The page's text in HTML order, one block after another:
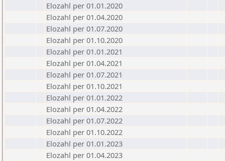
Elozahl per 01.01.2020
Elozahl per 01.04.2020
Elozahl per 01.07.2020
Elozahl per 01.10.2020
Elozahl per 01.01.2021
Elozahl per 01.04.2021
Elozahl per 01.07.2021
Elozahl per 01.10.2021
Elozahl per 01.01.2022
Elozahl per 01.04.2022
Elozahl per 01.07.2022
Elozahl per 01.10.2022
Elozahl per 01.01.2023
Elozahl per 01.04.2023